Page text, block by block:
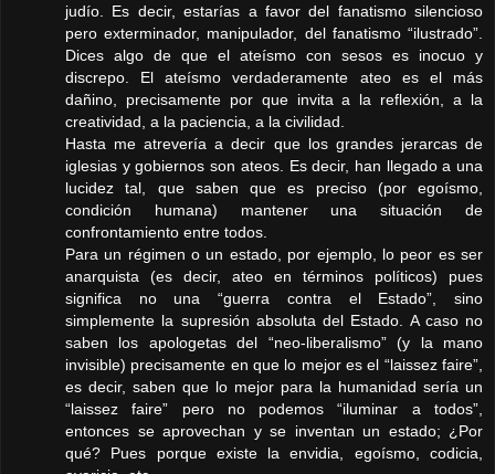
judío. Es decir, estarías a favor del fanatismo silencioso
pero exterminador, manipulador, del fanatismo “ilustrado”.
Dices algo de que el ateísmo con sesos es inocuo y
discrepo. El ateísmo verdaderamente ateo es el más
dañino, precisamente por que invita a la reflexión, a la
creatividad, a la paciencia, a la civilidad.
Hasta me atrevería a decir que los grandes jerarcas de
iglesias y gobiernos son ateos. Es decir, han llegado a una
lucidez tal, que saben que es preciso (por egoísmo,
condición humana) mantener una situación de
confrontamiento entre todos.
Para un régimen o un estado, por ejemplo, lo peor es ser
anarquista (es decir, ateo en términos políticos) pues
significa no una “guerra contra el Estado”, sino
simplemente la supresión absoluta del Estado. A caso no
saben los apologetas del “neo-liberalismo” (y la mano
invisible) precisamente en que lo mejor es el “laissez faire”,
es decir, saben que lo mejor para la humanidad sería un
“laissez faire” pero no podemos “iluminar a todos”,
entonces se aprovechan y se inventan un estado; ¿Por
qué? Pues porque existe la envidia, egoísmo, codicia,